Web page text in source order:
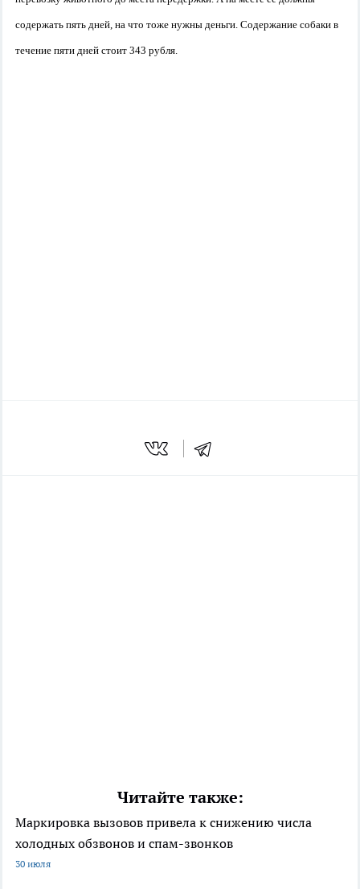
содержать пять дней, на что тоже нужны деньги. Содержание собаки в
течение пяти дней стоит 343 рубля.
Читайте также:
Маркировка вызовов привела к снижению числа
холодных обзвонов и спам-звонков
30 июля